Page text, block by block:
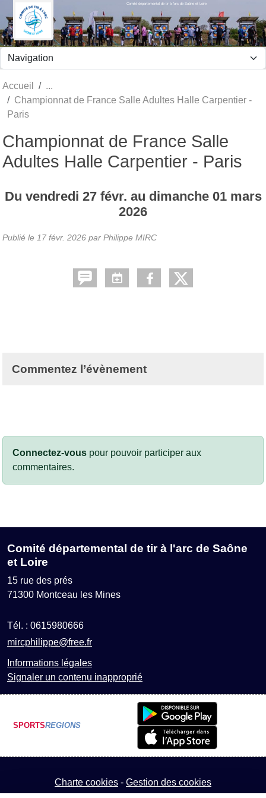
Comité départemental de tir à l'arc de Saône et Loire
Accueil
Championnat de France Salle Adultes Halle Carpentier -
Paris
Championnat de France Salle
Adultes Halle Carpentier - Paris
Du vendredi 27 févr. au dimanche 01 mars
2026
Publié le 17 févr. 2026 par Philippe MIRC
Commentez l’évènement
Connectez-vous pour pouvoir participer aux
commentaires.
Comité départemental de tir à l'arc de Saône
et Loire
15 rue des prés
71300 Montceau les Mines
Tél. : 0615980666
mircphilippe@free.fr
Informations légales
Signaler un contenu inapproprié
SPORTSREGIONS
Charte cookies Gestion des cookies
Panneau de gestion des cookies